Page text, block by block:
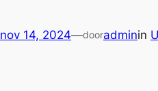
nov 14, 2024—dooradminin